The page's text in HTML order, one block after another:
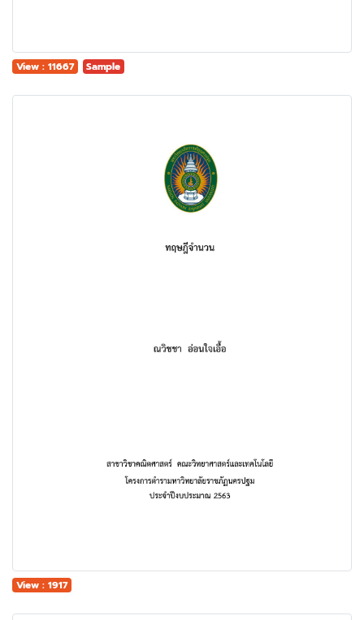
View : 11667 Sample
View : 1917